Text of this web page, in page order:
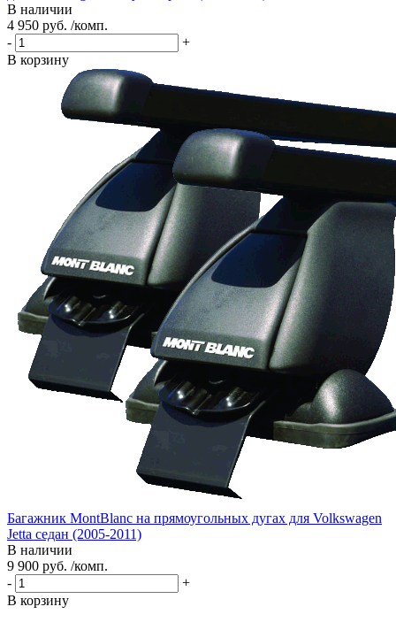
В наличии
4 950 руб. /комп.
-
+
В корзину
Багажник MontBlanc на прямоугольных дугах для Volkswagen
Jetta седан (2005-2011)
В наличии
9 900 руб. /комп.
-
+
В корзину